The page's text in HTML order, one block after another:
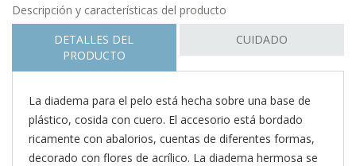
Descripción y características del producto
DETALLES DEL
PRODUCTO
CUIDADO
La diadema para el pelo está hecha sobre una base de
plástico, cosida con cuero. El accesorio está bordado
ricamente con abalorios, cuentas de diferentes formas,
decorado con flores de acrílico. La diadema hermosa se